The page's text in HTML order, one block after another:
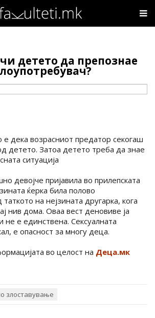
детето да препознае
дека возрасниот предатор секогаш
детето. Затоа детето треба да знае
ситуација
девојче пријавила во прилепската
ќерка била полово
на нејзината другарка, кога
нив дома. Оваа вест деновиве ја
не е единствена. Сексуалната
е опасност за многу деца.
во целост на Деца.мк
злоставување